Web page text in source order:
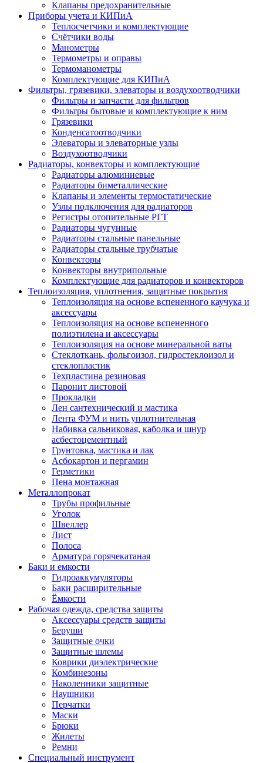
Клапаны предохранительные
Приборы учета и КИПиА
Теплосчетчики и комплектующие
Счётчики воды
Манометры
Термометры и оправы
Термоманометры
Комплектующие для КИПиА
Фильтры, грязевики, элеваторы и воздухоотводчики
Фильтры и запчасти для фильтров
Фильтры бытовые и комплектующие к ним
Грязевики
Конденсатоотводчики
Элеваторы и элеваторные узлы
Воздухоотводчики
Радиаторы, конвекторы и комплектующие
Радиаторы алюминиевые
Радиаторы биметаллические
Клапаны и элементы термостатические
Узлы подключения для радиаторов
Регистры отопительные РГТ
Радиаторы чугунные
Радиаторы стальные панельные
Радиаторы стальные трубчатые
Конвекторы
Конвекторы внутрипольные
Комплектующие для радиаторов и конвекторов
Теплоизоляция, уплотнения, защитные покрытия
Теплоизоляция на основе вспененного каучука и
аксессуары
Теплоизоляция на основе вспененного
полиэтилена и аксессуары
Теплоизоляция на основе минеральной ваты
Стеклоткань, фольгоизол, гидростеклоизол и
стеклопластик
Техпластина резиновая
Паронит листовой
Прокладки
Лен сантехнический и мастика
Лента ФУМ и нить уплотнительная
Набивка сальниковая, каболка и шнур
асбестоцементный
Грунтовка, мастика и лак
Асбокартон и пергамин
Герметики
Пена монтажная
Металлопрокат
Трубы профильные
Уголок
Швеллер
Лист
Полоса
Арматура горячекатаная
Баки и емкости
Гидроаккумуляторы
Баки расширительные
Ёмкости
Рабочая одежда, средства защиты
Аксессуары средств защиты
Беруши
Защитные очки
Защитные шлемы
Коврики диэлектрические
Комбинезоны
Наколенники защитные
Наушники
Перчатки
Маски
Брюки
Жилеты
Ремни
Специальный инструмент